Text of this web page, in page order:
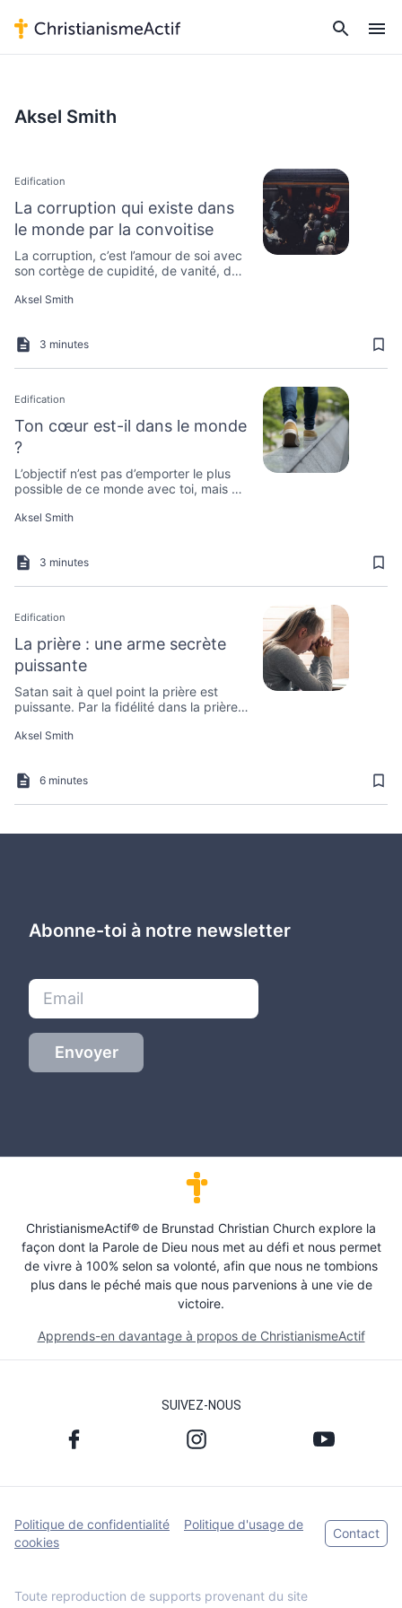
Aksel Smith
Edification
La corruption qui existe dans
le monde par la convoitise
La corruption, c’est l’amour de soi avec
son cortège de cupidité, de vanité, de
de dispute, etc. Comment pouvons-
Aksel Smith
3 minutes
Edification
Ton cœur est-il dans le monde
?
L’objectif n’est pas d’emporter le plus
possible de ce monde avec toi, mais de
Aksel Smith
3 minutes
Edification
La prière : une arme secrète
puissante
Satan sait à quel point la prière est
puissante. Par la fidélité dans la prière,
Aksel Smith
6 minutes
Abonne-toi à notre newsletter
Envoyer
ChristianismeActif® de Brunstad Christian Church explore la
façon dont la Parole de Dieu nous met au défi et nous permet
de vivre à 100% selon sa volonté, afin que nous ne tombions
plus dans le péché mais que nous parvenions à une vie de
victoire.
Apprends-en davantage à propos de ChristianismeActif
SUIVEZ-NOUS
Toute reproduction de supports provenant du site
Politique de confidentialité
Politique d'usage de
cookies
Contact